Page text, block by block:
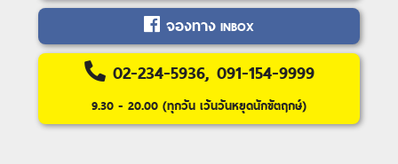
อนงค์ (Three Sisters)ㆍห้าง Q.V.B (Queen
Victoria Building)#เที่ยวเต็มไม่มีวันอิสระ
- เมลเบิร์น
จองทาง INBOX
02-234-5936, 091-154-9999
9.30 - 20.00 (ทุกวัน เว้นวันหยุดนักขัตฤกษ์)